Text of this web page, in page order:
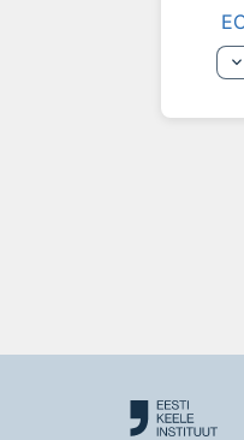
keyboard_arrow_down